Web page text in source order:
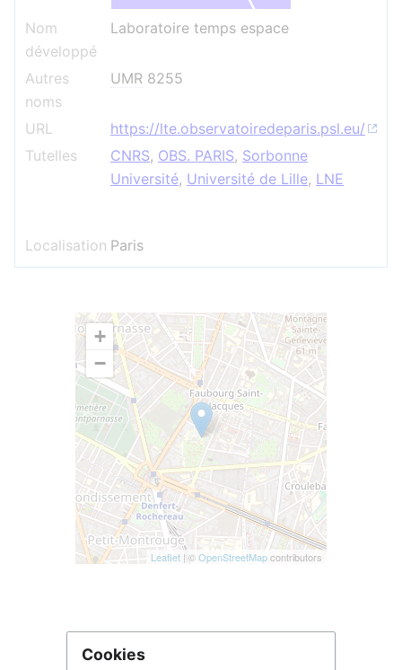
Nom
développé
Laboratoire temps espace
Autres
noms
UMR 8255
URL
https://lte.observatoiredeparis.psl.eu/
Tutelles
CNRS, OBS. PARIS, Sorbonne
Université, Université de Lille, LNE
Localisation Paris
+
−
Leaflet | ©OpenStreetMapcontributors
Cookies